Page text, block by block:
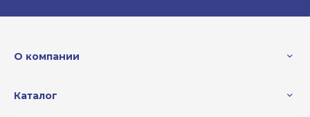
О компании
Каталог